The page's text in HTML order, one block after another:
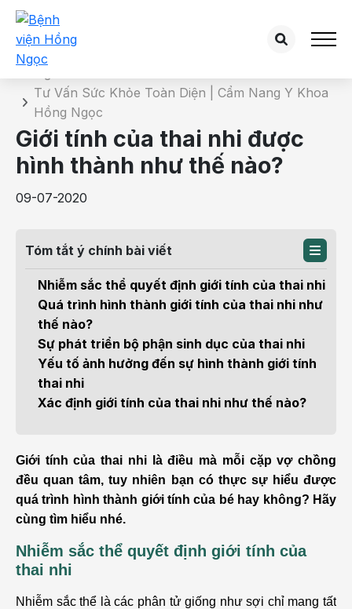
Chi tiết bài tư vấn
Tư Vấn Sức Khỏe Toàn Diện | Cẩm Nang Y Khoa
Hồng Ngọc
Giới tính của thai nhi được
hình thành như thế nào?
09-07-2020
Tóm tắt ý chính bài viết
Nhiễm sắc thể quyết định giới tính của thai nhi
Quá trình hình thành giới tính của thai nhi như
thế nào?
Sự phát triển bộ phận sinh dục của thai nhi
Yếu tố ảnh hưởng đến sự hình thành giới tính
thai nhi
Xác định giới tính của thai nhi như thế nào?
Giới tính của thai nhi là điều mà mỗi cặp vợ chồng
đều quan tâm, tuy nhiên bạn có thực sự hiểu được
quá trình hình thành giới tính của bé hay không? Hãy
cùng tìm hiểu nhé.
Nhiễm sắc thể quyết định giới tính của
thai nhi
Nhiễm sắc thể là các phân tử giống như sợi chỉ mang tất